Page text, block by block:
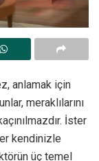
anlamak için
meraklılarını
İster
kendinizle
üç temel